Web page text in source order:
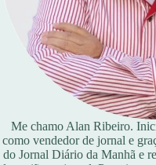
Me chamo Alan Ribeiro.
como vendedor de jornal e
do Jornal Diário da Manhã e